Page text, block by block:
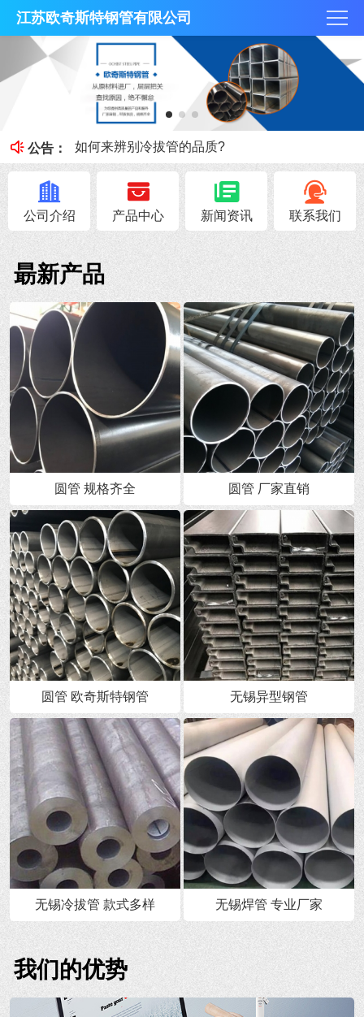
江苏欧奇斯特钢管有限公司
公告：
冷拔管的光亮度特征
冷拔管对比热轧管有什么区别
如何来辨别冷拔管的品质?
钢管知识----冷拔管和热轧管区别
无锡不锈钢焊管原料的加工性能
公司介绍 产品中心 新闻资讯 联系我们
朂新产品
圆管 规格齐全 圆管 厂家直销
圆管 欧奇斯特钢管 无锡异型钢管
无锡冷拔管 款式多样 无锡焊管 专业厂家
我们的优势